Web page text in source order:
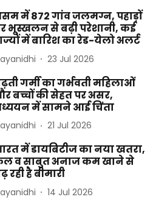
में 872 गांव जलमग्न, पहाड़ों
भूस्खलन से बढ़ी परेशानी, कई
में बारिश का रेड-येलो अलर्ट
23 Jul 2026
गर्मी का गर्भवती महिलाओं
बच्चों की सेहत पर असर,
में सामने आई चिंता
21 Jul 2026
में डायबिटीज का नया खतरा,
व साबुत अनाज कम खाने से
रही है बीमारी
14 Jul 2026